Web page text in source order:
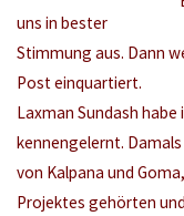
uns in bester
Stimmung aus. Dann
Post einquartiert.
Laxman Sundash habe
kennengelernt.
von Kalpana und
Projektes gehörten